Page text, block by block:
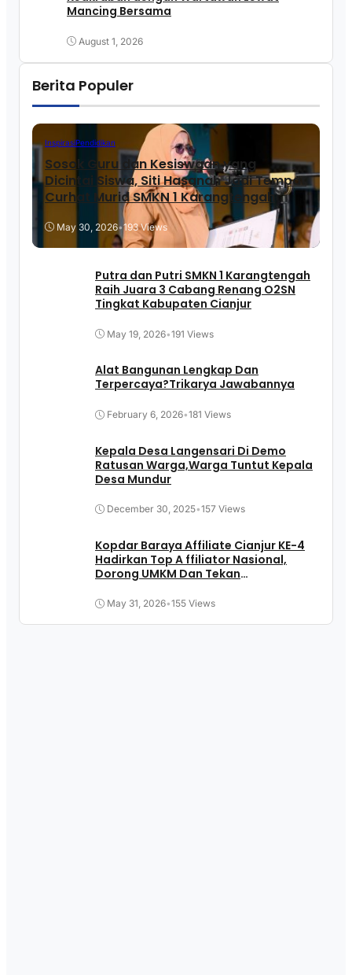
Mancing Bersama
August 1, 2026
Berita Populer
InspirasiPendidikan
Sosok Guru dan Kesiswaan yang
Dicintai Siswa, Siti Hasanah Jadi Tempat
Curhat Murid SMKN 1 Karangtengah
May 30, 2026•193 Views
Putra dan Putri SMKN 1 Karangtengah
Raih Juara 3 Cabang Renang O2SN
Tingkat Kabupaten Cianjur
May 19, 2026•191 Views
Alat Bangunan Lengkap Dan
Terpercaya?Trikarya Jawabannya
February 6, 2026•181 Views
Kepala Desa Langensari Di Demo
Ratusan Warga,Warga Tuntut Kepala
Desa Mundur
December 30, 2025•157 Views
Kopdar Baraya Affiliate Cianjur KE-4
Hadirkan Top A ffiliator Nasional,
Dorong UMKM Dan Tekan
May 31, 2026•155 Views